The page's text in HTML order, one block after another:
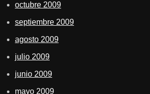
octubre 2009
septiembre 2009
agosto 2009
julio 2009
junio 2009
mayo 2009